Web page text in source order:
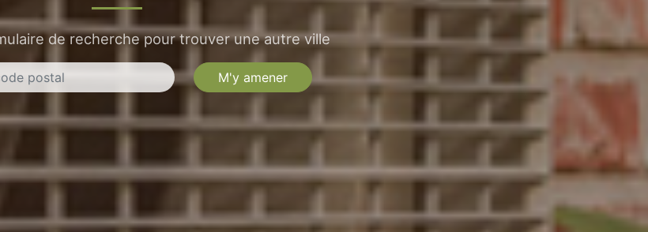
de recherche pour trouver une autre ville
M'y amener